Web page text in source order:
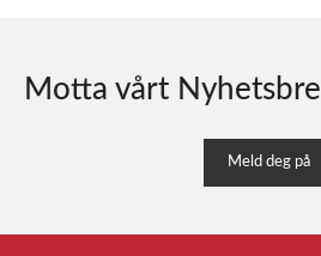
Motta vårt
Meld deg på